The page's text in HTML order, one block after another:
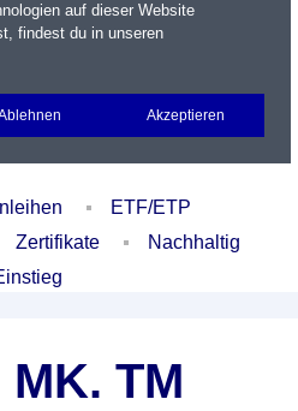
Portfolio Login
ETF/ETP
Zertifikate
Nachhaltig
MK. TM
auf dieser Website
findest du in unseren
Akzeptieren